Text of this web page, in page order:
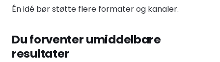
Én idé bør støtte flere formater og kanaler.
Du forventer umiddelbare
resultater